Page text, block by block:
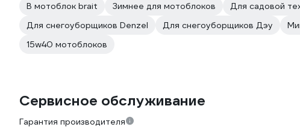
В мотоблок brait
Зимнее для мотоблоков Для садовой
Для снегоуборщиков Denzel
Для снегоуборщиков Дэу
15w40 мотоблоков
Сервисное обслуживание
Гарантия производителя